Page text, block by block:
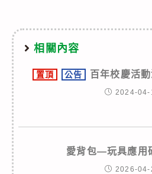
相關內容
置頂 公告 百年校慶活
2024-04-
愛背包—玩具應用
2026-04-